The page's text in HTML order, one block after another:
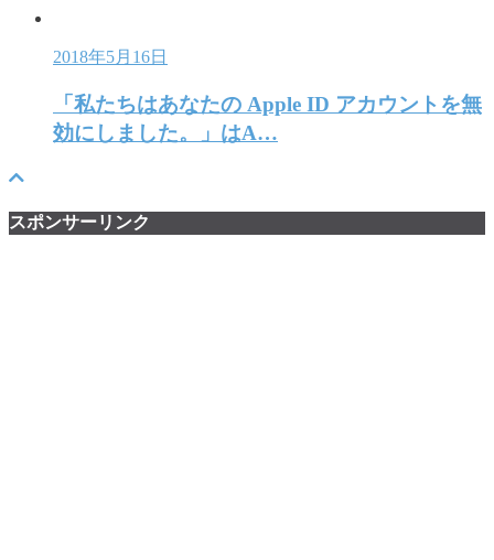
2018年5月16日
「私たちはあなたの Apple ID アカウントを無
効にしました。」はA…
スポンサーリンク